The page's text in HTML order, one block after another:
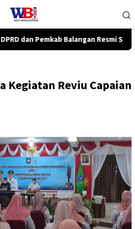
Raperda Perubahan APBD 2026
Kegiatan Reviu Capaian